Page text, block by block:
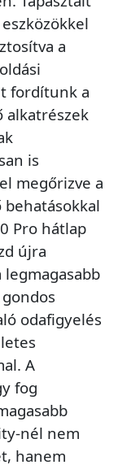
a
fordítunk a
alkatrészek
is
megőrizve a
Pro hátlap
újra
odafigyelés
A
fog
nél nem
hanem